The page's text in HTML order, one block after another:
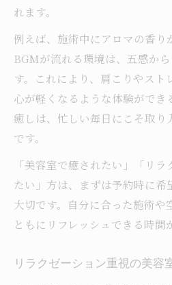
マッサージが得意な
ストレスリリースを
美容室で叶う極上リラクゼ
美容室で極上リラク
美容室の特別な癒し
ュ
マッサージ付き美容
美容室ならではの癒
心地よい癒し空間を美容
れます。
例えば、施術中にアロマの香り
BGMが流れる環境は、五感か
す。これにより、肩こりやスト
心が軽くなるような体験ができ
癒しは、忙しい毎日にこそ取り
です。
「美容室で癒されたい」「リ
たい」方は、まずは予約時に
大切です。自分に合った施術や
ともにリフレッシュできる時間
リラクゼーション重視の美容